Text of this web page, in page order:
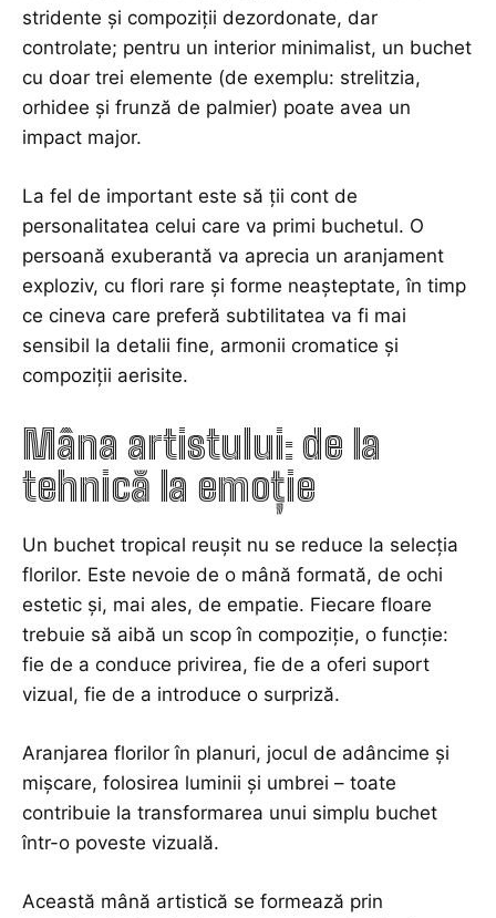
stridente și compoziții dezordonate, dar
controlate; pentru un interior minimalist, un buchet
cu doar trei elemente (de exemplu: strelitzia,
orhidee și frunză de palmier) poate avea un
impact major.
La fel de important este să ții cont de
personalitatea celui care va primi buchetul. O
persoană exuberantă va aprecia un aranjament
exploziv, cu flori rare și forme neașteptate, în timp
ce cineva care preferă subtilitatea va fi mai
sensibil la detalii fine, armonii cromatice și
compoziții aerisite.
Mâna artistului: de la
tehnică la emoție
Un buchet tropical reușit nu se reduce la selecția
florilor. Este nevoie de o mână formată, de ochi
estetic și, mai ales, de empatie. Fiecare floare
trebuie să aibă un scop în compoziție, o funcție:
fie de a conduce privirea, fie de a oferi suport
vizual, fie de a introduce o surpriză.
Aranjarea florilor în planuri, jocul de adâncime și
mișcare, folosirea luminii și umbrei – toate
contribuie la transformarea unui simplu buchet
într-o poveste vizuală.
Această mână artistică se formează prin